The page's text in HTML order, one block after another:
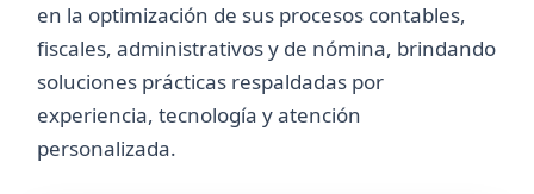
en la optimización de sus procesos contables,
fiscales, administrativos y de nómina, brindando
soluciones prácticas respaldadas por
experiencia, tecnología y atención
personalizada.